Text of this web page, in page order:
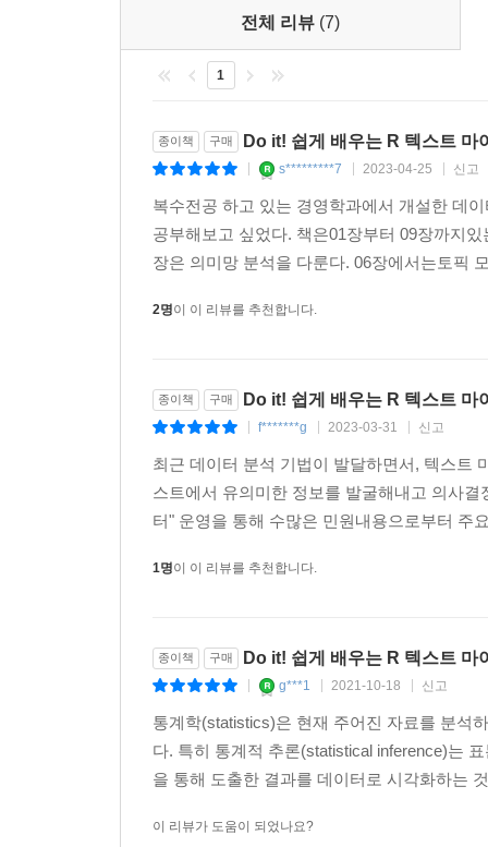
전체 리뷰 (7)
1
종이책 구매 Do it! 쉽게 배우는 R 텍스트 마
s*********7 2023-04-25 신고
복수전공 하고 있는 경영학과에서 개설한 데
공부해보고 싶었다. 책은01장부터 09장까지
장은 의미망 분석을 다룬다. 06장에서는토픽
2명이 이 리뷰를 추천합니다.
종이책 구매 Do it! 쉽게 배우는 R 텍스트 마
f*******g 2023-03-31 신고
최근 데이터 분석 기법이 발달하면서, 텍스트
스트에서 유의미한 정보를 발굴해내고 의사
터" 운영을 통해 수많은 민원내용으로부터 주
1명이 이 리뷰를 추천합니다.
종이책 구매 Do it! 쉽게 배우는 R 텍스트 마
g***1 2021-10-18 신고
통계학(statistics)은 현재 주어진 자료를 분석
다. 특히 통계적 추론(statistical inference)는
을 통해 도출한 결과를 데이터로 시각화하는
이 리뷰가 도움이 되었나요?